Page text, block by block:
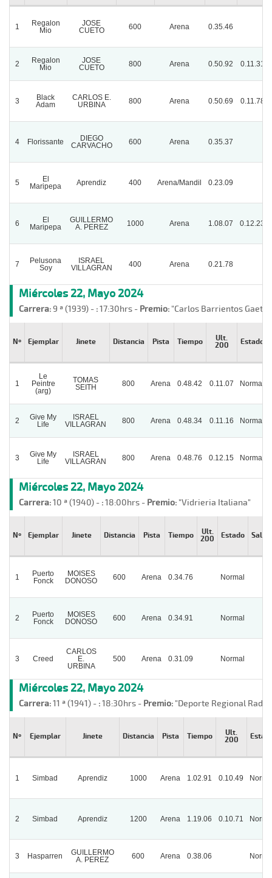
1
Regalon
Mio
JOSE
CUETO
600 Arena 0.35.46
2
Regalon
Mio
JOSE
CUETO
800 Arena 0.50.92 0.11.31
3
Black
Adam
CARLOS E.
URBINA
800 Arena 0.50.69 0.11.78
4 Florissante
DIEGO
CARVACHO
600 Arena 0.35.37
5
El
Maripepa
Aprendiz 400 Arena/Mandil 0.23.09
6
El
Maripepa
GUILLERMO
A. PEREZ
1000 Arena 1.08.07 0.12.23
7
Pelusona
Soy
ISRAEL
VILLAGRAN
400 Arena 0.21.78
Miércoles 22, Mayo 2024
Carrera:9 ª (1939) - :17:30hrs - Premio: "Carlos Barrientos Gaete"
Nº Ejemplar Jinete Distancia Pista Tiempo
Ult.
200
Estado
1
Le
Peintre
(arg)
TOMAS
SEITH
800 Arena 0.48.42 0.11.07 Normal
2
Give My
Life
ISRAEL
VILLAGRAN
800 Arena 0.48.34 0.11.16 Normal
3
Give My
Life
ISRAEL
VILLAGRAN
800 Arena 0.48.76 0.12.15 Normal
Miércoles 22, Mayo 2024
Carrera:10 ª (1940) - :18:00hrs - Premio: "Vidrieria Italiana"
Nº Ejemplar Jinete Distancia Pista Tiempo
Ult.
200
Estado Salida
1
Puerto
Fonck
MOISES
DONOSO
600 Arena 0.34.76 Normal
2
Puerto
Fonck
MOISES
DONOSO
600 Arena 0.34.91 Normal
3 Creed
CARLOS
E.
URBINA
500 Arena 0.31.09 Normal
Miércoles 22, Mayo 2024
Carrera:11 ª (1941) - :18:30hrs - Premio: "Deporte Regional
Nº Ejemplar Jinete Distancia Pista Tiempo
Ult.
200
1 Simbad Aprendiz 1000 Arena 1.02.91 0.10.49
2 Simbad Aprendiz 1200 Arena 1.19.06 0.10.71
3 Hasparren
GUILLERMO
A. PEREZ
600 Arena 0.38.06